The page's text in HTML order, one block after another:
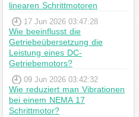
linearen Schrittmotoren
17 Jun 2026 03:47:28
Wie beeinflusst die
Getriebeübersetzung die
Leistung eines DC-
Getriebemotors?
09 Jun 2026 03:42:32
Wie reduziert man Vibrationen
bei einem NEMA 17
Schrittmotor?